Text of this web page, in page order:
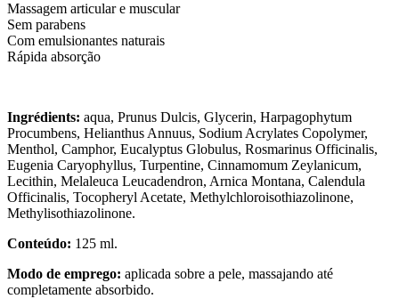
Massagem articular e muscular
Sem parabens
Com emulsionantes naturais
Rápida absorção
Ingrédients: aqua, Prunus Dulcis, Glycerin, Harpagophytum
Procumbens, Helianthus Annuus, Sodium Acrylates Copolymer,
Menthol, Camphor, Eucalyptus Globulus, Rosmarinus Officinalis,
Eugenia Caryophyllus, Turpentine, Cinnamomum Zeylanicum,
Lecithin, Melaleuca Leucadendron, Arnica Montana, Calendula
Officinalis, Tocopheryl Acetate, Methylchloroisothiazolinone,
Methylisothiazolinone.
Conteúdo: 125 ml.
Modo de emprego: aplicada sobre a pele, massajando até
completamente absorbido.